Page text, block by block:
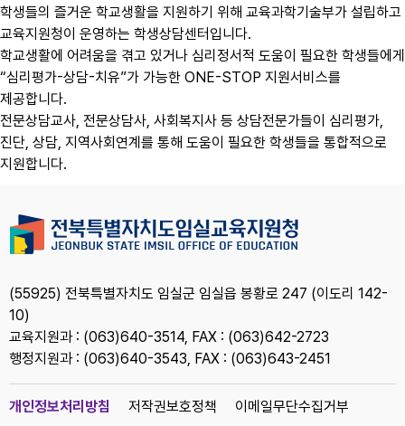
학생들의 즐거운 학교생활을 지원하기 위해 교육과학기술부가 설립하고
교육지원청이 운영하는 학생상담센터입니다.
학교생활에 어려움을 겪고 있거나 심리정서적 도움이 필요한 학생들에게
“심리평가-상담-치유”가 가능한 ONE-STOP 지원서비스를
제공합니다.
전문상담교사, 전문상담사, 사회복지사 등 상담전문가들이 심리평가,
진단, 상담, 지역사회연계를 통해 도움이 필요한 학생들을 통합적으로
지원합니다.
(55925) 전북특별자치도 임실군 임실읍 봉황로 247 (이도리 142-
10)
교육지원과 : (063)640-3514, FAX : (063)642-2723
행정지원과 : (063)640-3543, FAX : (063)643-2451
개인정보처리방침 저작권보호정책 이메일무단수집거부